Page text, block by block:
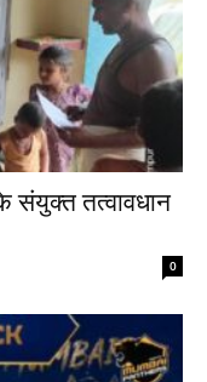
तत्वावधान
0